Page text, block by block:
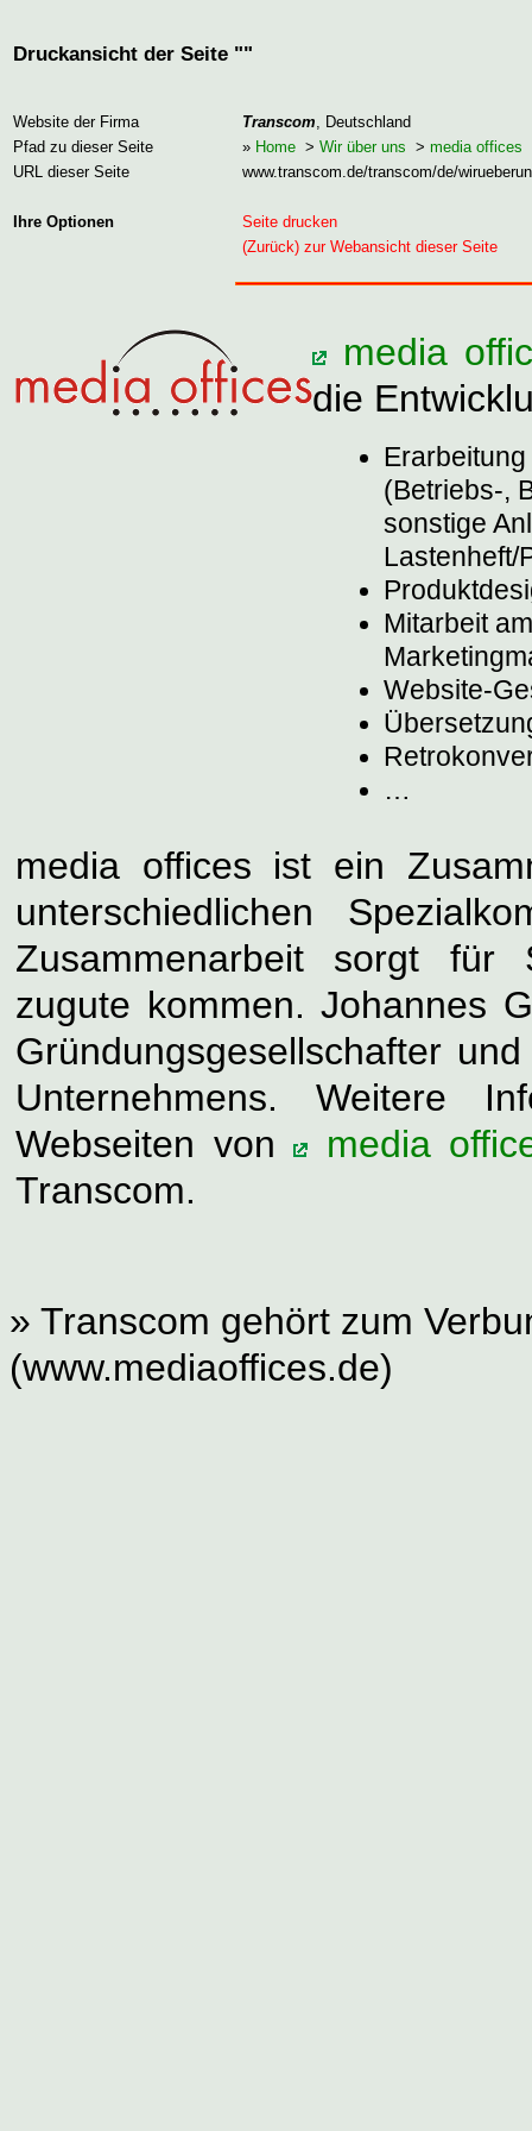
Druckansicht der Seite ""
Website der Firma Transcom, Deutschland
Pfad zu dieser Seite
» Home > Wir über uns > media offices
URL dieser Seite
www.transcom.de/transcom/de/
Ihre Optionen
Seite drucken
(Zurück) zur Webansicht dieser Seite
media
die
(Betriebs-,
sonstige
Lastenheft/
Mitarbeit
Website-
…
media offices ist ein
unterschiedlichen
Zusammenarbeit sorgt für
zugute kommen. Johannes
Gründungsgesellschafter
Unternehmens. Weitere
Webseiten von
media
Transcom.
» Transcom gehört zum
(www.mediaoffices.de)